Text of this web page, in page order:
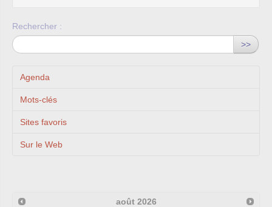
Rechercher :
>>
Agenda
Mots-clés
Sites favoris
Sur le Web
août 2026